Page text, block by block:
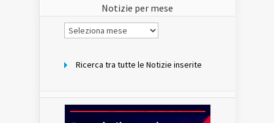
Notizie per mese
Notizie
per
Ricerca tra tutte le Notizie inserite